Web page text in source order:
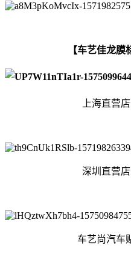
【车艺佳龙膜
上海直营
深圳直营
车艺尚汽车